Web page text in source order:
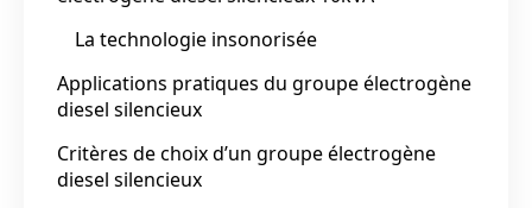
La technologie insonorisée
Applications pratiques du groupe électrogène
diesel silencieux
Critères de choix d’un groupe électrogène
diesel silencieux